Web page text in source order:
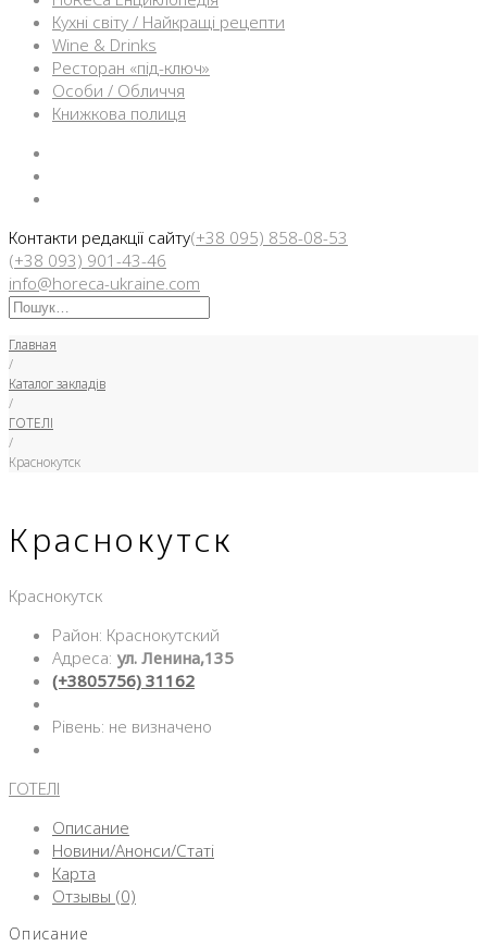
Кухні світу / Найкращі рецепти
Wine & Drinks
Ресторан «під-ключ»
Особи / Обличчя
Книжкова полиця
Контакти редакції сайту(+38 095) 858-08-53
(+38 093) 901-43-46
info@horeca-ukraine.com
Искать:
Главная
/
Каталог закладів
/
ГОТЕЛІ
/
Краснокутск
Краснокутск
Краснокутск
Район: Краснокутский
Адреса: ул. Ленина,135
(+3805756) 31162
Рівень: не визначено
ГОТЕЛІ
Описание
Новини/Анонси/Статі
Карта
Отзывы (0)
Описание